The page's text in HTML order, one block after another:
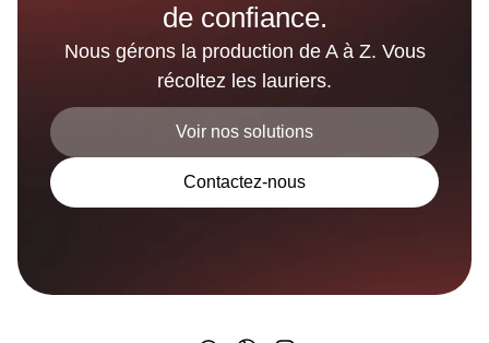
de confiance.
Nous gérons la production de A à Z. Vous
récoltez les lauriers.
Voir nos solutions
Contactez-nous